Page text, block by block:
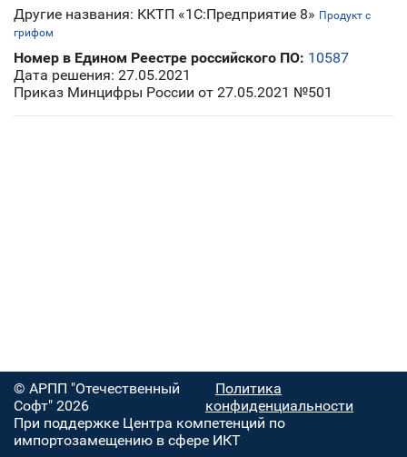
Другие названия: ККТП «1С:Предприятие 8» Продукт с
грифом
Номер в Едином Реестре российского ПО: 10587
Дата решения: 27.05.2021
Приказ Минцифры России от 27.05.2021 №501
© АРПП "Отечественный
Софт" 2026
Политика
конфиденциальности
При поддержке Центра компетенций по
импортозамещению в сфере ИКТ